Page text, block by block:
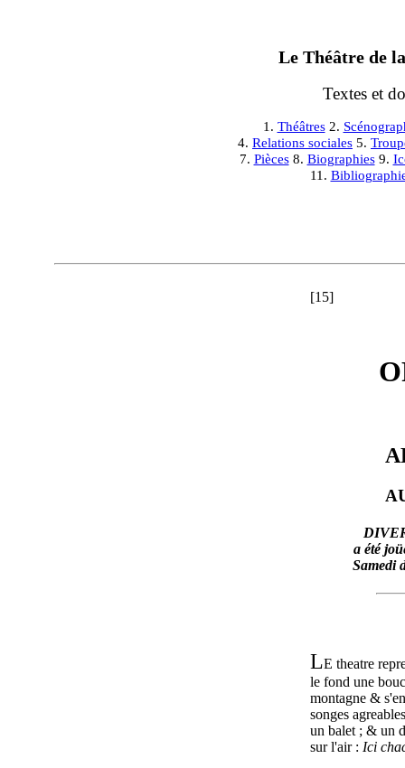
Le Théâtre de
Textes et
1. Théâtres2.
4. Relations sociales 5.
7. Pièces8. Biographies9.
11.
[15]
a été
Samedi
LE theatre
le fond une
montagne &
songes
un balet ; & un
sur l'air : Ici